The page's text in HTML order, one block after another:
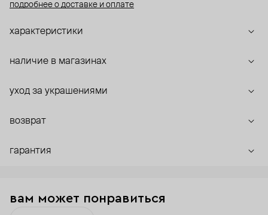
подробнее о доставке и оплате
характеристики
наличие в магазинах
уход за украшениями
возврат
гарантия
вам может понравиться